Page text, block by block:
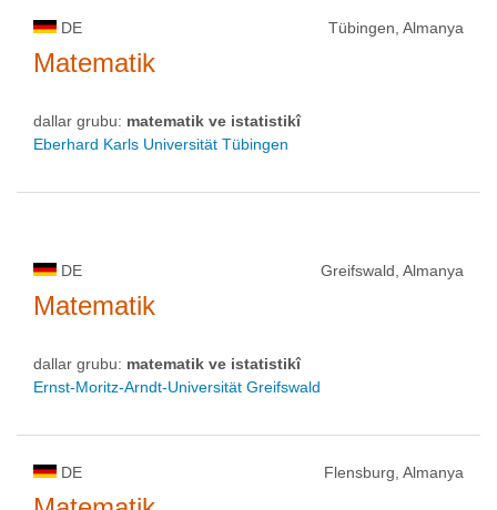
DE Tübingen, Almanya
Matematik
dallar grubu: matematik ve istatistikî
Eberhard Karls Universität Tübingen
DE Greifswald, Almanya
Matematik
dallar grubu: matematik ve istatistikî
Ernst-Moritz-Arndt-Universität Greifswald
DE Flensburg, Almanya